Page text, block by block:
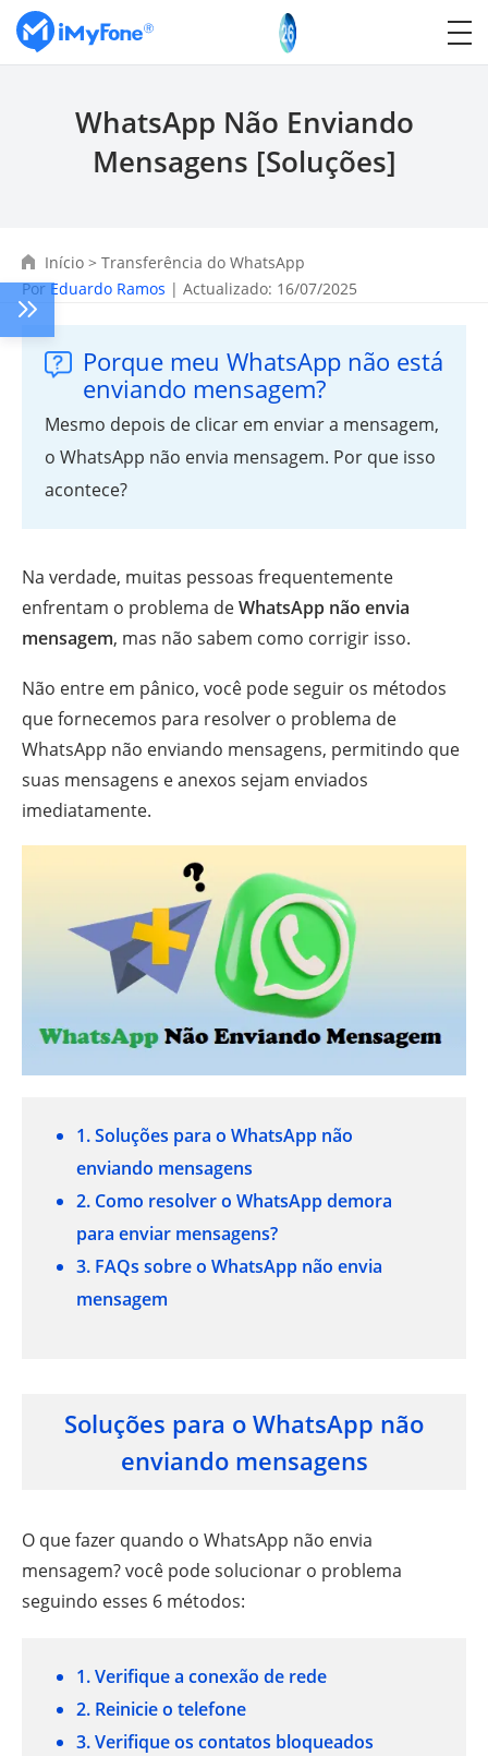
WhatsApp Não Enviando
Mensagens [Soluções]
Início > Transferência do WhatsApp
PorEduardo Ramos | Actualizado: 16/07/2025
Porque meu WhatsApp não está
enviando mensagem?
Mesmo depois de clicar em enviar a mensagem,
o WhatsApp não envia mensagem. Por que isso
acontece?
Na verdade, muitas pessoas frequentemente
enfrentam o problema deWhatsApp não envia
mensagem, mas não sabem como corrigir isso.
Não entre em pânico, você pode seguir os métodos
que fornecemos para resolver o problema de
WhatsApp não enviando mensagens, permitindo que
suas mensagens e anexos sejam enviados
imediatamente.
1. Soluções para o WhatsApp não
enviando mensagens
2. Como resolver o WhatsApp demora
para enviar mensagens?
3. FAQs sobre o WhatsApp não envia
mensagem
Soluções para o WhatsApp não
enviando mensagens
O que fazer quando o WhatsApp não envia
mensagem? você pode solucionar o problema
seguindo esses 6 métodos:
1. Verifique a conexão de rede
2. Reinicie o telefone
3. Verifique os contatos bloqueados